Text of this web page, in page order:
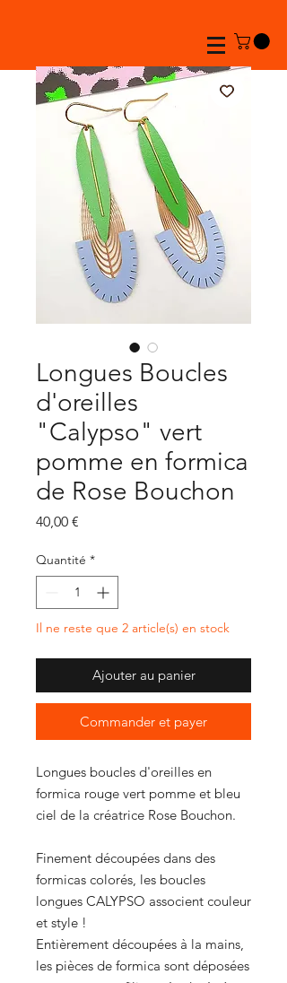
Longues Boucles
d'oreilles
"Calypso" vert
pomme en formica
de Rose Bouchon
40,00 €
Quantité *
Il ne reste que 2 article(s) en stock
Ajouter au panier
Commander et payer
Longues boucles d'oreilles en
formica rouge vert pomme et bleu
ciel de la créatrice Rose Bouchon.
Finement découpées dans des
formicas colorés, les boucles
longues CALYPSO associent couleur
et style !
Entièrement découpées à la mains,
les pièces de formica sont déposées